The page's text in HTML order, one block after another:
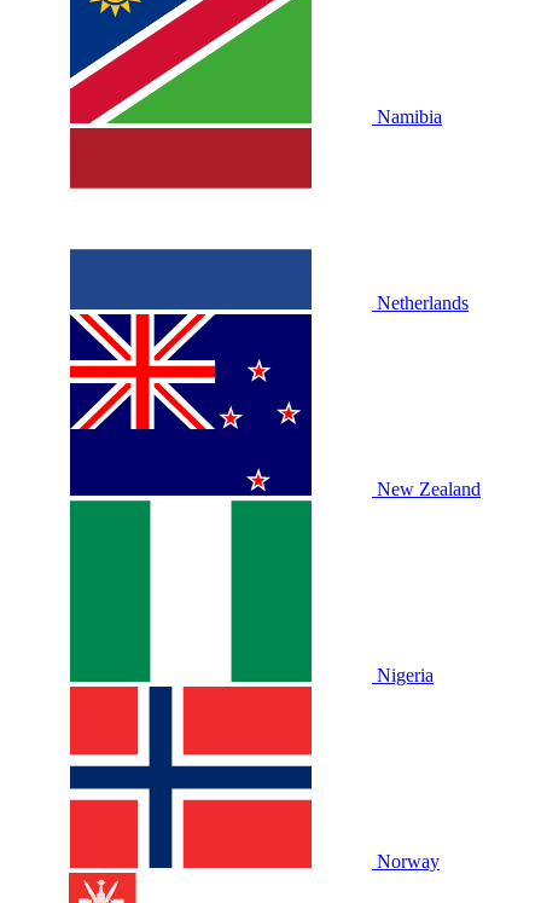
Namibia
Netherlands
New Zealand
Nigeria
Norway